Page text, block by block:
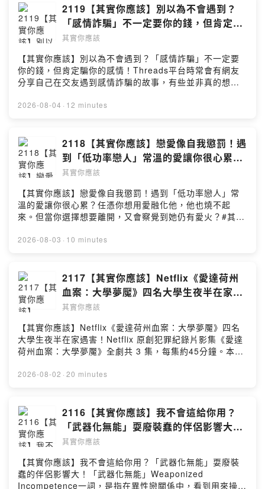
回目標---Podcast 收聽平台：
https://linktr.ee/Ushould2020合作聯繫信箱：
Ushould2020@gmail.com
2119【其實你應該】別以為不會遇到？
「感情詐騙」不一定要你的錢，但肯定騙
你的感情！（「Thirty Ten」 years
old）
其實你應該
【其實你應該】別以為不會遇到？「感情詐騙」不一定要
你的錢，但肯定騙你的感情！Threads平台時常會有網友
分享自己在交友遇到感情詐騙的故事，有些並非真的想騙
#找到對的人 #兩性 #感情 #靈魂伴侶 #自我提升 #心靈雞
https://linktr.ee/Ushould2020合作聯繫信箱：
Ushould2020@gmail.com
2026-08-04 · 12 minutes
2118【其實你應該】戀愛像自我懲罰！遇
到「低功率戀人」常溫的愛讓你很心累？
（午休幫浪浪洗澡卻被開除）
其實你應該
【其實你應該】戀愛像自我懲罰！遇到「低功率戀人」常
溫的愛讓你很心累？任憑你想用愛融化他，他也燒不起
來。但當你選擇想要離開，又會察覺到她仍有愛火？#其實
提升 #心靈雞湯 #感情問題 #戀愛問題 #交友軟體 #兩性 #
箱：Ushould2020@gmail.com
2026-08-03 · 10 minutes
2117【其實你應該】Netflix《愛達荷州
血案：大學夢魘》四名大學生夜半在家遇
害！（台劇《聰明鎮》選角部分）
其實你應該
【其實你應該】Netflix《愛達荷州血案：大學夢魘》四名
大學生夜半在家遇害！Netflix 原創犯罪紀錄片影集《愛達
荷州血案：大學夢魘》全劇共 3 集，每集約45分鐘。本片
片導演 Skye Borgman 親自執導，為這樁近年震撼全美的
#自我提升 #心靈雞湯 #劇評 #影評 #紀錄片推薦 #犯罪片
#紀錄片片單 #真實事件 #Podcast #犯罪學副教授---
Podcast 收聽平台：https://linktr.ee/Ushould2020合作
聯繫信箱：Ushould2020@gmail.com
2026-08-02 · 20 minutes
2116【其實你應該】我不會這給你用？
「武器化無能」耍廢裝蠢的伴侶影響大！
（曖昧請遠離「回避型人格」）
其實你應該
【其實你應該】我不會這給你用？「武器化無能」耍廢裝
蠢的伴侶影響大！「武器化無能」Weaponized
Incompetence一詞，是指在異性戀關係中，看到用來操控